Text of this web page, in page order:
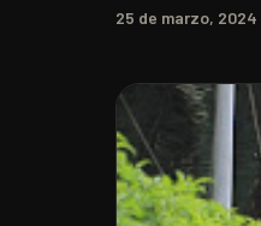
25 de marzo, 2024